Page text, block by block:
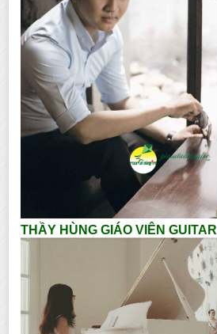
THẦY HÙNG GIÁO VIÊN GUITAR